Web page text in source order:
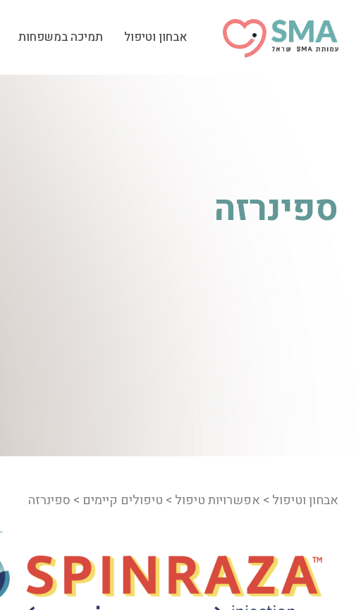
אבחון וטיפול תמיכה במשפחות
ספינרזה
אבחון וטיפול > אפשרויות טיפול > טיפולים קיימים > ספינרזה